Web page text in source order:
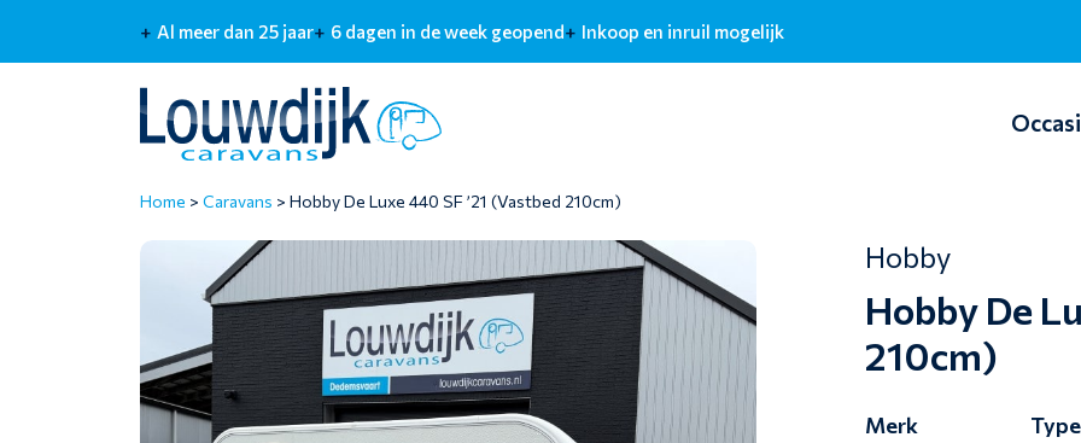
Al meer dan 25 jaar 6 dagen in de week geopend Inkoop en inruil mogelijk
Home > Caravans > Hobby De Luxe 440 SF ’21 (Vastbed 210cm)
Hobby
Hobby De
210cm)
Merk
Type